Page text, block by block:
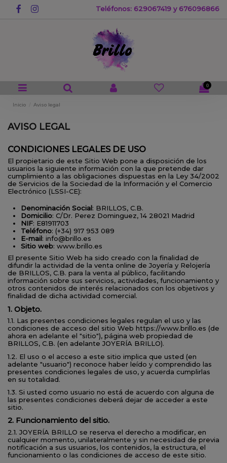
Teléfonos: 629067419 y 676096866
0
Inicio Aviso legal
AVISO LEGAL
CONDICIONES LEGALES DE USO
El propietario de este Sitio Web pone a disposición de los
usuarios la siguiente información con la que pretende dar
cumplimiento a las obligaciones dispuestas en la Ley 34/2002
de Servicios de la Sociedad de la Información y el Comercio
Electrónico (LSSI-CE):
Denominación Social: BRILLOS, C.B.
Domicilio: C/Dr. Perez Dominguez, 14 28021 Madrid
NIF: E81911703
Teléfono: (+34) 917 953 089
E-mail: info@brillo.es
Sitio web: www.brillo.es
El presente Sitio Web ha sido creado con la finalidad de
difundir la actividad de la venta online de Joyería y Relojería
de BRILLOS, C.B. para la venta al público, facilitando
información sobre sus servicios, actividades, funcionamiento y
otros contenidos de interés relacionados con los objetivos y
finalidad de dicha actividad comercial.
1. Objeto.
1.1. Las presentes condiciones legales regulan el uso y las
condiciones de acceso del sitio Web https://www.brillo.es (de
ahora en adelante el "sitio"), página web propiedad de
BRILLOS, C.B. (en adelante JOYERÍA BRILLO).
1.2. El uso o el acceso a este sitio implica que usted (en
adelante "usuario") reconoce haber leído y comprendido las
presentes condiciones legales de uso, y acuerda cumplirlas
en su totalidad.
1.3. Si usted como usuario no está de acuerdo con alguna de
las presentes condiciones deberá dejar de acceder a este
sitio.
2. Funcionamiento del sitio.
2.1. JOYERÍA BRILLO se reserva el derecho a modificar, en
cualquier momento, unilateralmente y sin necesidad de previa
notificación a sus usuarios, los contenidos, la estructura, el
funcionamiento o las condiciones de acceso de este sitio.